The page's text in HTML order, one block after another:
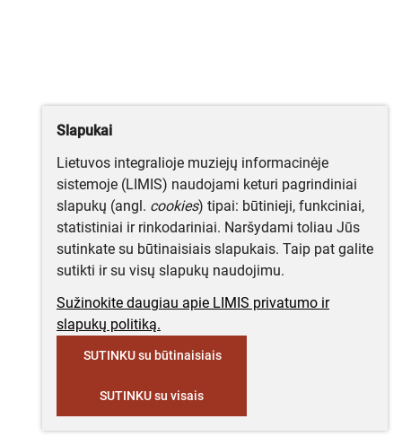
Slapukai
Lietuvos integralioje muziejų informacinėje
sistemoje (LIMIS) naudojami keturi pagrindiniai
slapukų (angl. cookies) tipai: būtinieji, funkciniai,
statistiniai ir rinkodariniai. Naršydami toliau Jūs
sutinkate su būtinaisiais slapukais. Taip pat galite
sutikti ir su visų slapukų naudojimu.
Sužinokite daugiau apie LIMIS privatumo ir
slapukų politiką.
SUTINKU su būtinaisiais
SUTINKU su visais